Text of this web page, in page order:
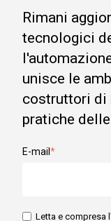
Rimani
tecnologici
unisce le
costruttori di
pratiche
E-mail *
Letta e compresa l'